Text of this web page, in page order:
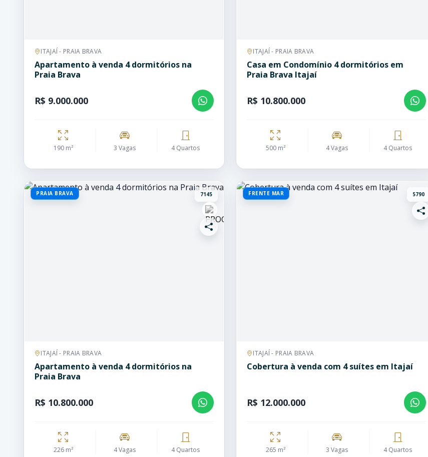
ITAJAÍ - PRAIA BRAVA
Apartamento à venda 4 dormitórios na
Praia Brava
R$ 9.000.000
190 m² 3 Vagas 4 Quartos
ITAJAÍ - PRAIA BRAVA
Casa em Condomínio 4 dormitórios em
Praia Brava Itajaí
R$ 10.800.000
500 m² 4 Vagas 4 Quartos
PRAIA BRAVA 7145
ITAJAÍ - PRAIA BRAVA
Apartamento à venda 4 dormitórios na
Praia Brava
R$ 10.800.000
226 m² 4 Vagas 4 Quartos
FRENTE MAR 5790
ITAJAÍ - PRAIA BRAVA
Cobertura à venda com 4 suítes em Itajaí
R$ 12.000.000
265 m² 3 Vagas 4 Quartos